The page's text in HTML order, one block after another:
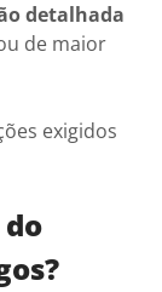
detalhada
de maior
exigidos